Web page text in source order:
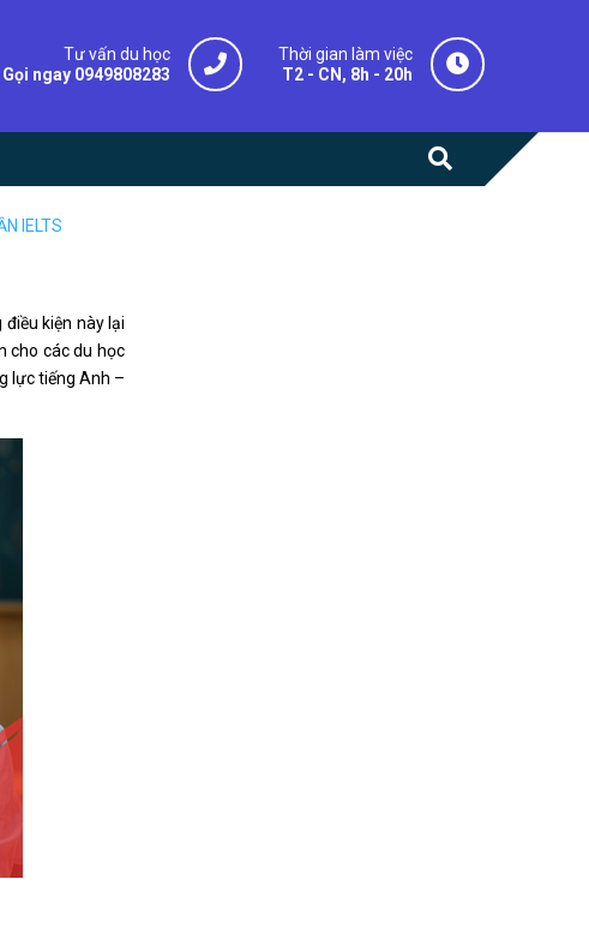
Thời gian làm việc
T2 - CN, 8h - 20h
Tư vấn du học
Gọi ngay 0949808283
IELTS
kiện này lại
cho các du học
lực tiếng Anh –